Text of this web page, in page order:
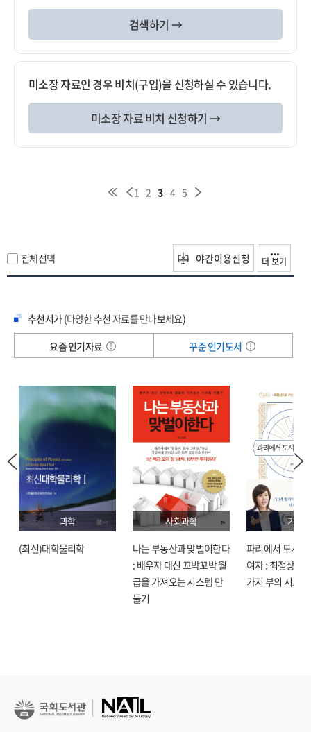
검색하기 →
미소장 자료인 경우 비치(구입)을 신청하실 수 있습니다.
미소장 자료 비치 신청하기 →
1 2 3 4 5
전체선택 야간이용신청 더 보기
추천서가(다양한 추천 자료를 만나보세요)
요즘 인기자료
꾸준 인기도서
과학
(최신)대학물리학
사회과학
나는 부동산과 맞벌이한다
: 배우자 대신 꼬박꼬박 월
급을 가져오는 시스템 만
들기
기술
파리에서 도시락
여자 : 최정상으
가지 부의 시크릿